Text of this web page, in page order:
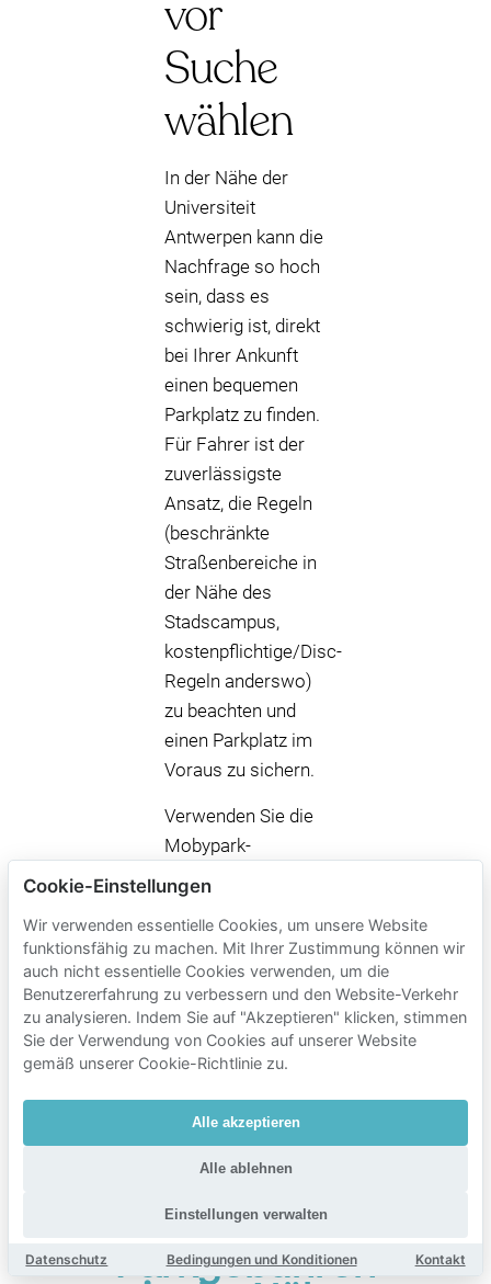
vor
Suche
wählen
In der Nähe der
Universiteit
Antwerpen kann die
Nachfrage so hoch
sein, dass es
schwierig ist, direkt
bei Ihrer Ankunft
einen bequemen
Parkplatz zu finden.
Für Fahrer ist der
zuverlässigste
Ansatz, die Regeln
(beschränkte
Straßenbereiche in
der Nähe des
Stadscampus,
kostenpflichtige/Disc-
Regeln anderswo)
zu beachten und
einen Parkplatz im
Voraus zu sichern.
Verwenden Sie die
Mobypark-
undParkzeit
auszuwählen,
Optionen in der
Nähe des UA zu
vergleichen und den
zu Ihrem Zeitplan
passt.
Mobypark-
Parkgebühren
Cookie-Einstellungen
Wir verwenden essentielle Cookies, um unsere Website
funktionsfähig zu machen. Mit Ihrer Zustimmung können wir
auch nicht essentielle Cookies verwenden, um die
Benutzererfahrung zu verbessern und den Website-Verkehr
zu analysieren. Indem Sie auf "Akzeptieren" klicken, stimmen
Sie der Verwendung von Cookies auf unserer Website
gemäß unserer Cookie-Richtlinie zu.
Alle akzeptieren
Alle ablehnen
Einstellungen verwalten
Datenschutz Bedingungen und Konditionen Kontakt